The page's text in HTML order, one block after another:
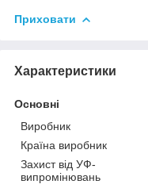
Приховати
Характеристики
Основні
Виробник
Країна виробник
Захист від УФ-
випромінювань